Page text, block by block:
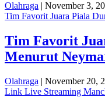
Olahraga | November 3,
Tim Favorit Juara Piala
Tim Favorit
Menurut
Olahraga | November 20,
Link Live Streaming